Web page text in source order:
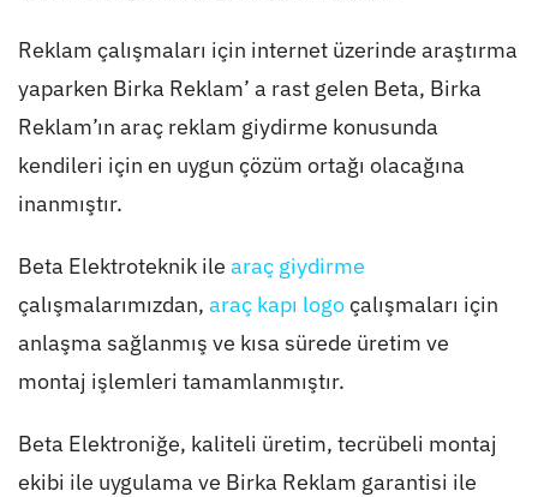
Reklam çalışmaları için internet üzerinde araştırma
yaparken Birka Reklam’ a rast gelen Beta, Birka
Reklam’ın araç reklam giydirme konusunda
kendileri için en uygun çözüm ortağı olacağına
inanmıştır.
Beta Elektroteknik ile araç giydirme
çalışmalarımızdan, araç kapı logoçalışmaları için
anlaşma sağlanmış ve kısa sürede üretim ve
montaj işlemleri tamamlanmıştır.
Beta Elektroniğe, kaliteli üretim, tecrübeli montaj
ekibi ile uygulama ve Birka Reklam garantisi ile